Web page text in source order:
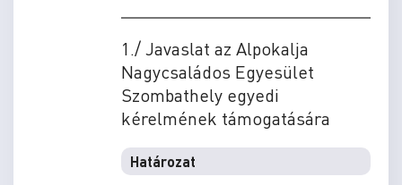
1./ Javaslat az Alpokalja
Nagycsaládos Egyesület
Szombathely egyedi
kérelmének támogatására
Határozat